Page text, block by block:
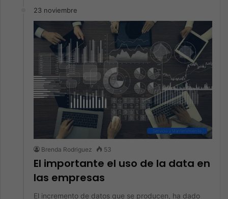
23 noviembre
Servicio y Mantenimiento
Brenda Rodriguez 53
El importante el uso de la data en
las empresas
El incremento de datos que se producen, ha dado